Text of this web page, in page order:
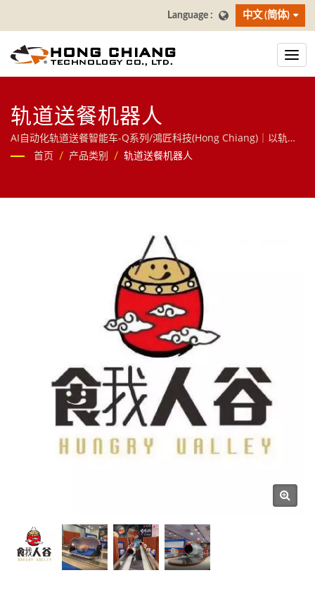
中文 (简体)
轨道送餐机器人
AI自动化轨道送餐智能车-Q系列/鴻匠科技(Hong Chiang)｜以轨道
自动化核心技术跨足餐饮与物流领域，提供送餐机器人、AI大萤幕
首页 / 产品类别 / 轨道送餐机器人